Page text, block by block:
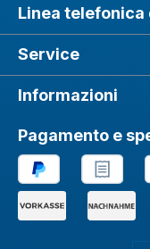
Linea telefonica
Service
Informazioni
Pagamento e